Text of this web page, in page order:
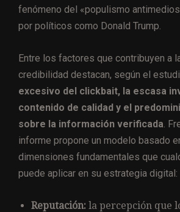
fenómeno del «populismo
por políticos como Donald Trump.
Entre los factores que contribuyen a
credibilidad destacan, según el
excesivo del clickbait, la escasa
contenido de calidad y el
sobre la información verificada .
informe propone un modelo basado
dimensiones fundamentales que
puede aplicar en su estrategia digital:
Reputación: la percepción que